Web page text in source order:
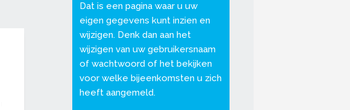
Dat is een pagina waar u uw
eigen gegevens kunt inzien en
wijzigen. Denk dan aan het
wijzigen van uw gebruikersnaam
of wachtwoord of het bekijken
voor welke bijeenkomsten u zich
heeft aangemeld.